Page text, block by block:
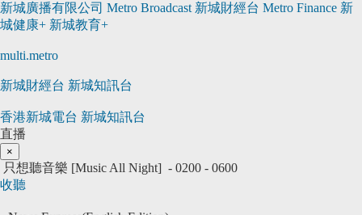
新城廣播有限公司 Metro Broadcast 新城財經台 Metro Finance 新
城健康+ 新城教育+
multi.metro
新城財經台 新城知訊台
香港新城電台 新城知訊台
直播
×
只想聽音樂 [Music All Night] - 0200 - 0600
收聽